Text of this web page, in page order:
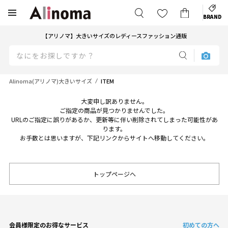
BRAND
【アリノマ】大きいサイズのレディースファッション通販
Alinoma(アリノマ)大きいサイズ ITEM
大変申し訳ありません。
ご指定の商品が見つかりませんでした。
URLのご指定に誤りがあるか、更新等に伴い削除されてしまった可能性があ
ります。
お手数とは思いますが、下記リンクからサイトへ移動してください。
トップページへ
会員様限定のお得なサービス 初めての方へ